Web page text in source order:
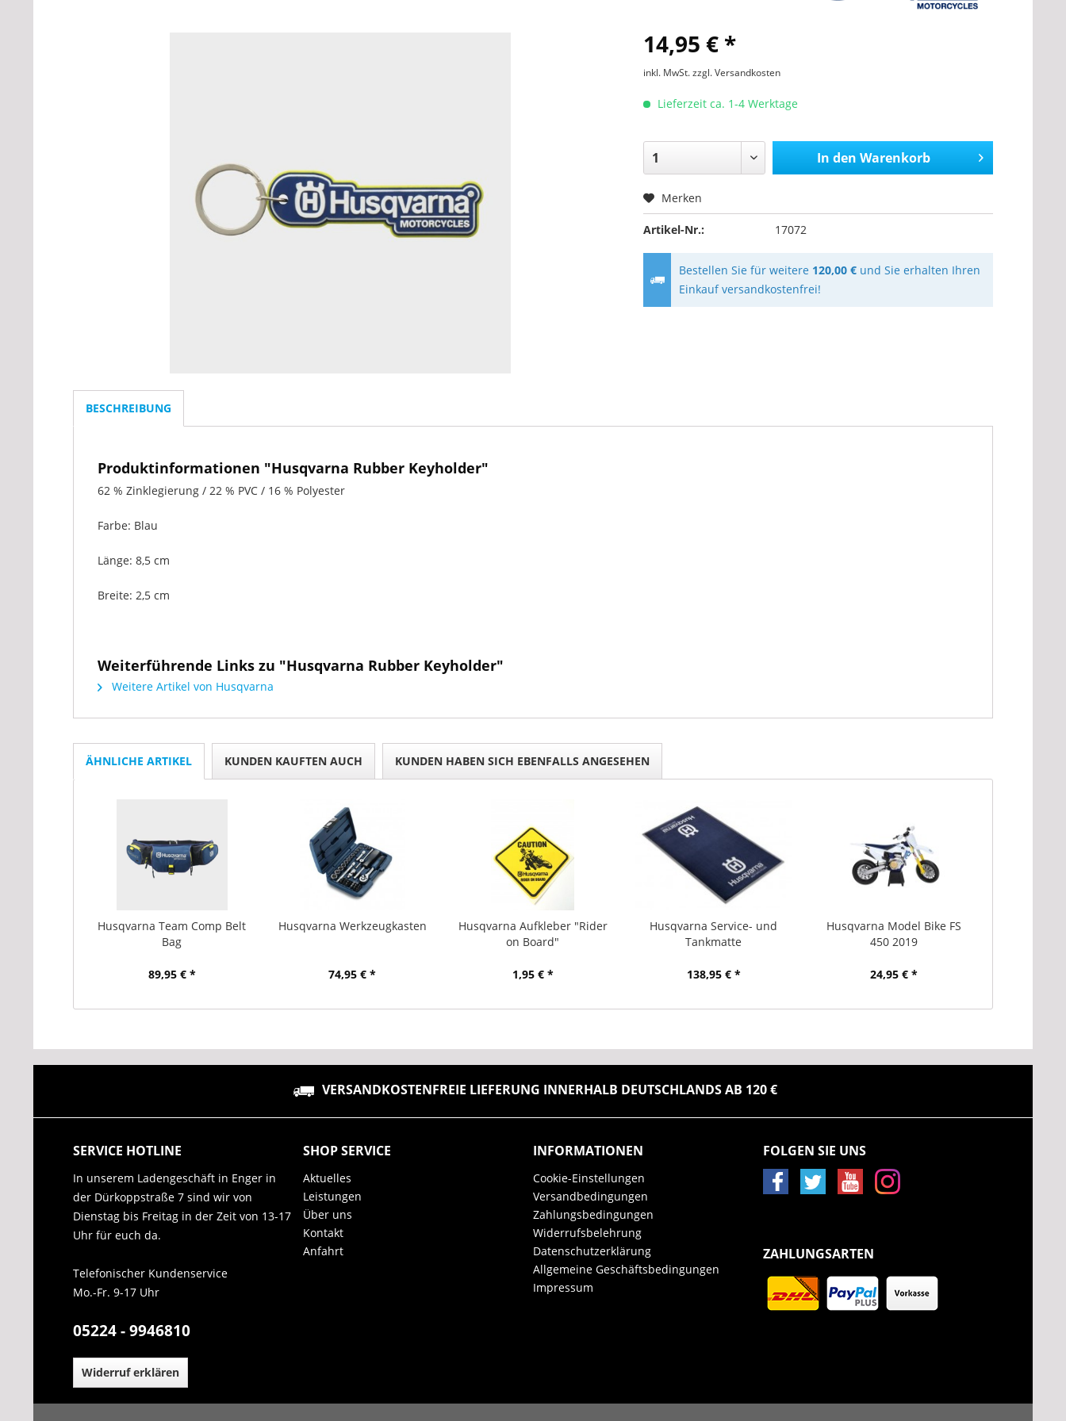
14,95 € *
inkl. MwSt.zzgl. Versandkosten
Lieferzeit ca. 1-4 Werktage
In den Warenkorb
Merken
Artikel-Nr.: 17072
Bestellen Sie für weitere 120,00 € und Sie erhalten Ihren
Einkauf versandkostenfrei!
BESCHREIBUNG
Produktinformationen "Husqvarna Rubber Keyholder"
62 % Zinklegierung / 22 % PVC / 16 % Polyester
Farbe: Blau
Länge: 8,5 cm
Breite: 2,5 cm
Weiterführende Links zu "Husqvarna Rubber Keyholder"
Weitere Artikel von Husqvarna
ÄHNLICHE ARTIKEL KUNDEN KAUFTEN AUCH KUNDEN HABEN SICH EBENFALLS ANGESEHEN
Husqvarna Team Comp Belt
Bag
89,95 € *
Husqvarna Werkzeugkasten
74,95 € *
Husqvarna Aufkleber "Rider
on Board"
1,95 € *
Husqvarna Service- und
Tankmatte
138,95 € *
Husqvarna Model Bike FS
450 2019
24,95 € *
VERSANDKOSTENFREIE LIEFERUNG INNERHALB DEUTSCHLANDS AB 120 €
SERVICE HOTLINE
In unserem Ladengeschäft in Enger in
der Dürkoppstraße 7 sind wir von
Dienstag bis Freitag in der Zeit von 13-17
Uhr für euch da.
Telefonischer Kundenservice
Mo.-Fr. 9-17 Uhr
05224 - 9946810
Widerruf erklären
SHOP SERVICE
Aktuelles
Leistungen
Über uns
Kontakt
Anfahrt
INFORMATIONEN
Cookie-Einstellungen
Versandbedingungen
Zahlungsbedingungen
Widerrufsbelehrung
Datenschutzerklärung
Allgemeine Geschäftsbedingungen
Impressum
FOLGEN SIE UNS
ZAHLUNGSARTEN